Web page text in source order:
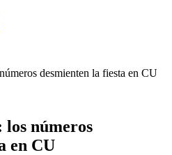
desmienten la fiesta en CU
los números
en CU